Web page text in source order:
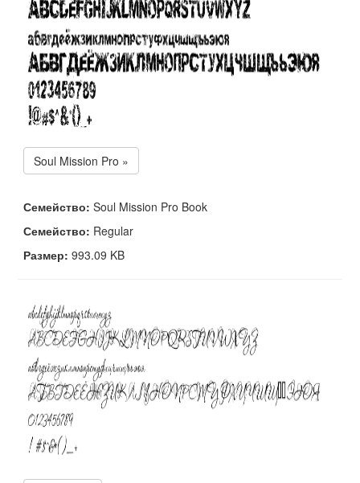
Soul Mission Pro »
Семейство: Soul Mission Pro Book
Семейство: Regular
Размер: 993.09 KB